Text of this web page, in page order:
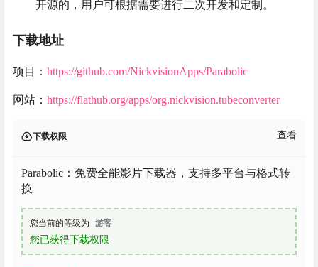
开源的，用户可根据需要进行二次开发和定制。
下载地址
项目： https://github.com/NickvisionApps/Parabolic
网站： https://flathub.org/apps/org.nickvision.tubeconverter
下载权限 查看
Parabolic：免费全能影片下载器，支持多平台与格式转
换
您当前的等级为 游客
您已获得下载权限